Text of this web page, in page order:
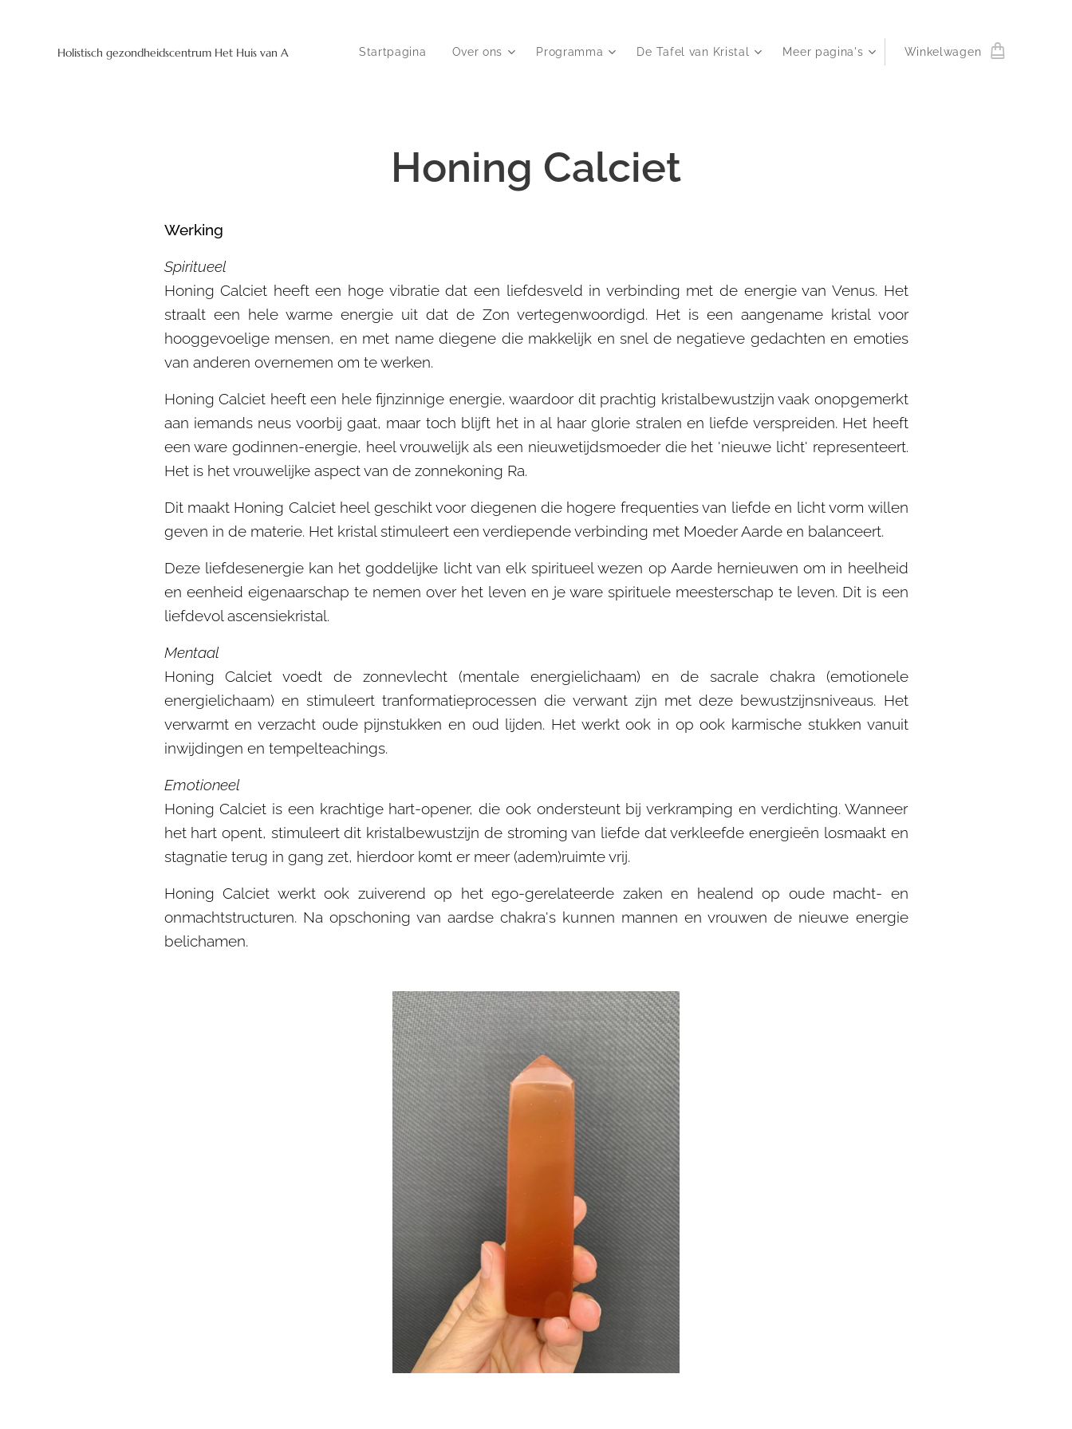
Holistisch gezondheidscentrum Het Huis van A Startpagina Over ons Programma De Tafel van Kristal Meer pagina's Winkelwagen
Honing Calciet
Werking
Spiritueel
Honing Calciet heeft een hoge vibratie dat een liefdesveld in verbinding met de energie van Venus. Het
straalt een hele warme energie uit dat de Zon vertegenwoordigd. Het is een aangename kristal voor
hooggevoelige mensen, en met name diegene die makkelijk en snel de negatieve gedachten en emoties
van anderen overnemen om te werken.
Honing Calciet heeft een hele fijnzinnige energie, waardoor dit prachtig kristalbewustzijn vaak onopgemerkt
aan iemands neus voorbij gaat, maar toch blijft het in al haar glorie stralen en liefde verspreiden. Het heeft
een ware godinnen-energie, heel vrouwelijk als een nieuwetijdsmoeder die het 'nieuwe licht' representeert.
Het is het vrouwelijke aspect van de zonnekoning Ra.
Dit maakt Honing Calciet heel geschikt voor diegenen die hogere frequenties van liefde en licht vorm willen
geven in de materie. Het kristal stimuleert een verdiepende verbinding met Moeder Aarde en balanceert.
Deze liefdesenergie kan het goddelijke licht van elk spiritueel wezen op Aarde hernieuwen om in heelheid
en eenheid eigenaarschap te nemen over het leven en je ware spirituele meesterschap te leven. Dit is een
liefdevol ascensiekristal.
Mentaal
Honing Calciet voedt de zonnevlecht (mentale energielichaam) en de sacrale chakra (emotionele
energielichaam) en stimuleert tranformatieprocessen die verwant zijn met deze bewustzijnsniveaus. Het
verwarmt en verzacht oude pijnstukken en oud lijden. Het werkt ook in op ook karmische stukken vanuit
inwijdingen en tempelteachings.
Emotioneel
Honing Calciet is een krachtige hart-opener, die ook ondersteunt bij verkramping en verdichting. Wanneer
het hart opent, stimuleert dit kristalbewustzijn de stroming van liefde dat verkleefde energieën losmaakt en
stagnatie terug in gang zet, hierdoor komt er meer (adem)ruimte vrij.
Honing Calciet werkt ook zuiverend op het ego-gerelateerde zaken en healend op oude macht- en
onmachtstructuren. Na opschoning van aardse chakra's kunnen mannen en vrouwen de nieuwe energie
belichamen.